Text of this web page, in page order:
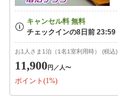
お1人さま1泊（1名1室利用時） (税込)
11,900円 ／人〜
ポイント(1%)